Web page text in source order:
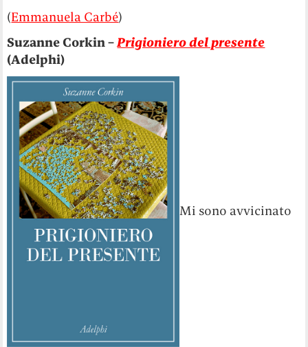
(Emmanuela Carbé)
Suzanne Corkin –Prigioniero del presente
(Adelphi)
Mi sono avvicinato